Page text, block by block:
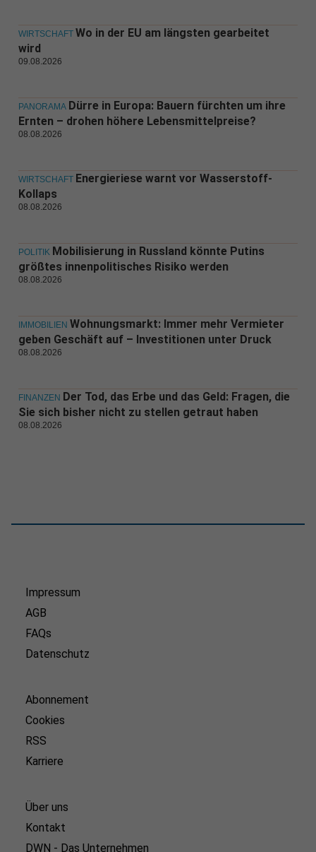
WIRTSCHAFT Wo in der EU am längsten gearbeitet
wird
09.08.2026
PANORAMA Dürre in Europa: Bauern fürchten um ihre
Ernten – drohen höhere Lebensmittelpreise?
08.08.2026
WIRTSCHAFT Energieriese warnt vor Wasserstoff-
Kollaps
08.08.2026
POLITIK Mobilisierung in Russland könnte Putins
größtes innenpolitisches Risiko werden
08.08.2026
IMMOBILIEN Wohnungsmarkt: Immer mehr Vermieter
geben Geschäft auf – Investitionen unter Druck
08.08.2026
FINANZEN Der Tod, das Erbe und das Geld: Fragen, die
Sie sich bisher nicht zu stellen getraut haben
08.08.2026
Impressum
AGB
FAQs
Datenschutz
Abonnement
Cookies
RSS
Karriere
Über uns
Kontakt
DWN - Das Unternehmen